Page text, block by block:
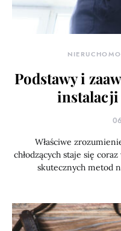
Podstawy i
Właściwe
chłodzących staje się
skutecznych metod